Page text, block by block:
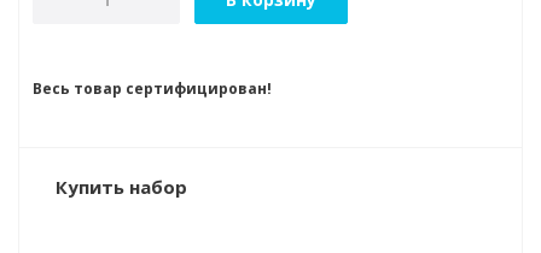
Весь товар сертифицирован!
Купить набор